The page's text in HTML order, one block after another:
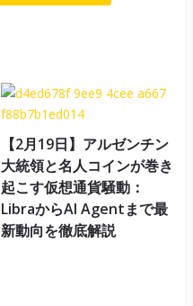
【2月19日】アルゼンチン
大統領と名人コインが巻き
起こす仮想通貨騒動：
LibraからAI Agentまで最
新動向を徹底解説